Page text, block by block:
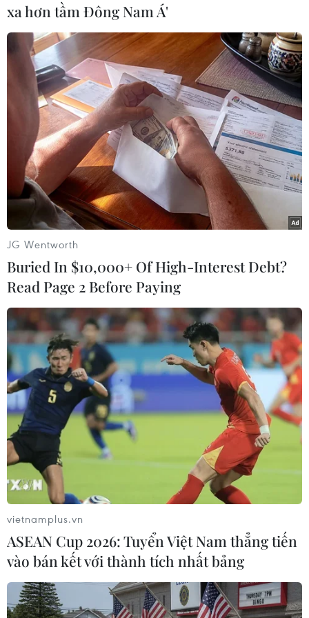
Ở lần cầm giao bóng sau đó, tay vợt người Mỹ
đã không bỏ lỡ cơ hội để kết thúc trận đấu với tỷ
số 7-5, qua đó lên ngôi vô địch trên sân nhà tại
Indian Wells Masters với kết quả 6-3 và 7-6./.
(Vietnam+)
#Indian Wells Masters
#Rafael Nadal
#Taylor Harry Fritz
#Cơn địa chấn
#Thắng sốc
Mỹ
Theo dõi VietnamPlus
TIN LIÊN QUAN
xa hơn tầm Đông Nam Á'
JG Wentworth
Buried In $10,000+ Of High-Interest Debt?
Read Page 2 Before Paying
vietnamplus.vn
ASEAN Cup 2026: Tuyển Việt Nam thẳng tiến
vào bán kết với thành tích nhất bảng